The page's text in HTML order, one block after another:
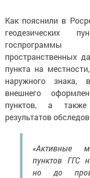
Как пояснили в
геодезических
госпрограммы
пространственных
пункта на
наружного знака,
внешнего
пунктов, а также
результатов
«Активные
пунктов ГГС
но до